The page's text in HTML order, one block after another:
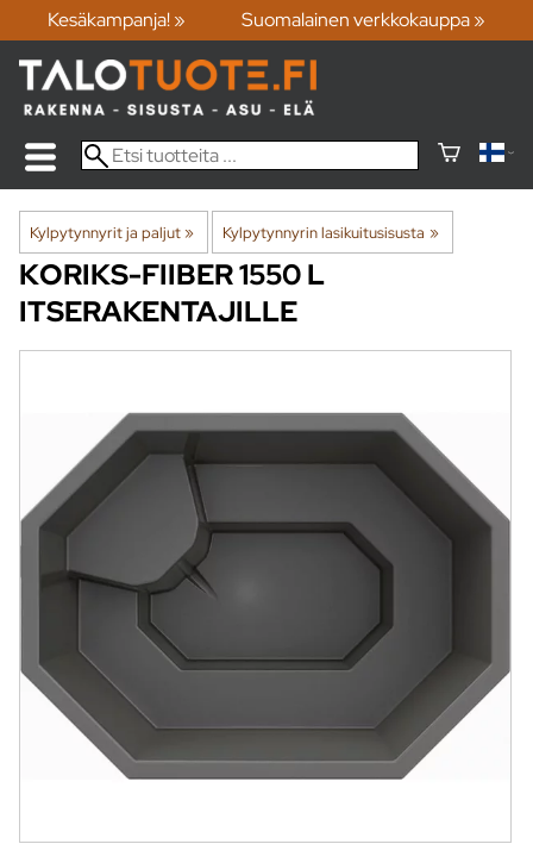
Kesäkampanja! » Suomalainen verkkokauppa »
Kylpytynnyrit ja paljut‪» Kylpytynnyrin lasikuitusisusta ‪»
KORIKS-FIIBER1550 L
ITSERAKENTAJILLE